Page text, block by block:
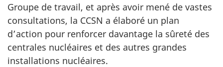
Groupe de travail, et après avoir mené de vastes
consultations, la CCSN a élaboré un plan
d’action pour renforcer davantage la sûreté des
centrales nucléaires et des autres grandes
installations nucléaires.